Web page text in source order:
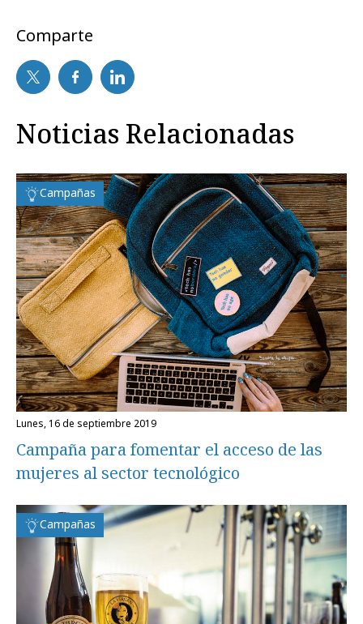
Comparte
Noticias Relacionadas
Campañas
lunes, 16 de septiembre 2019
Campaña para fomentar el acceso de las
mujeres al sector tecnológico
Campañas